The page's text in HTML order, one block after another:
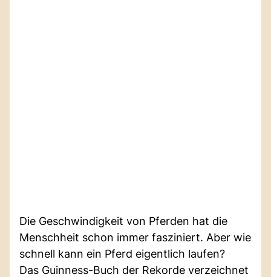
Die Geschwindigkeit von Pferden hat die
Menschheit schon immer fasziniert. Aber wie
schnell kann ein Pferd eigentlich laufen?
Das Guinness-Buch der Rekorde verzeichnet